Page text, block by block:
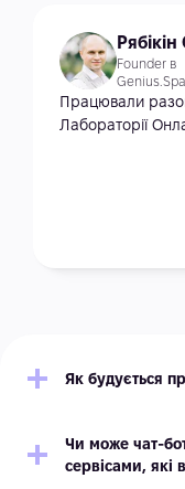
Founder в
Працювали
Лабораторії
Як будується
Чи може чат-
сервісами, які